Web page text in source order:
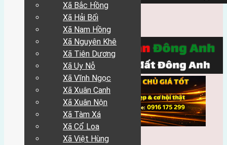
Trang Chủ
Xã Bắc Hồng
Xã Hải Bối
Xã Nam Hồng
Xã Nguyên Khê
Xã Tiên Dương
Xã Uy Nỗ
Xã Vĩnh Ngọc
Xã Xuân Canh
Xã Xuân Nộn
Xã Tàm Xá
Xã Cổ Loa
Xã Việt Hùng